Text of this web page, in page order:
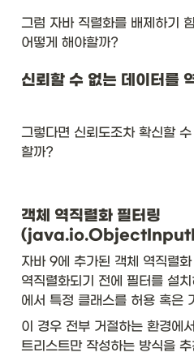
그럼 자바 직렬화를 배제하기
어떻게 해야할까?
신뢰할 수 없는 데이터를
그렇다면 신뢰도조차 확신할
할까?
객체 역직렬화 필터링
자바 9에 추가된 객체 역직렬
역직렬화되기 전에 필터를 설
에서 특정 클래스를 허용 혹은
이 경우 전부 거절하는 환경에
트리스트만 작성하는 방식을 추